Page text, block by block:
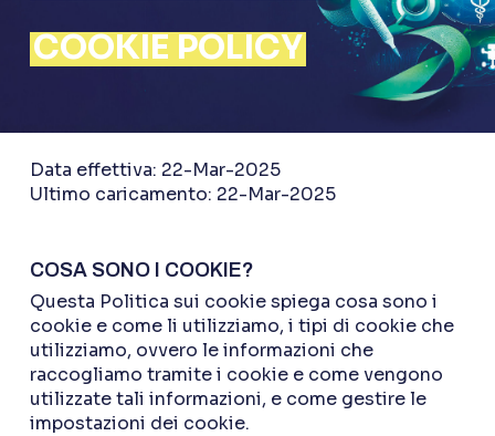
COOKIE POLICY
Data effettiva: 22-Mar-2025
Ultimo caricamento: 22-Mar-2025
COSA SONO I COOKIE?
Questa Politica sui cookie spiega cosa sono i
cookie e come li utilizziamo, i tipi di cookie che
utilizziamo, ovvero le informazioni che
raccogliamo tramite i cookie e come vengono
utilizzate tali informazioni, e come gestire le
impostazioni dei cookie.